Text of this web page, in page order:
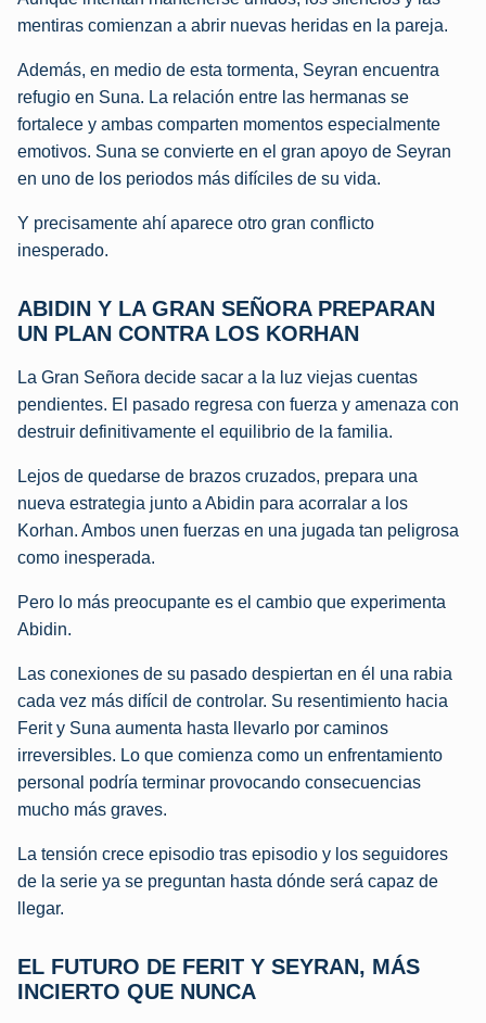
mentiras comienzan a abrir nuevas heridas en la pareja.
Además, en medio de esta tormenta, Seyran encuentra
refugio en Suna. La relación entre las hermanas se
fortalece y ambas comparten momentos especialmente
emotivos. Suna se convierte en el gran apoyo de Seyran
en uno de los periodos más difíciles de su vida.
Y precisamente ahí aparece otro gran conflicto
inesperado.
ABIDIN Y LA GRAN SEÑORA PREPARAN
UN PLAN CONTRA LOS KORHAN
La Gran Señora decide sacar a la luz viejas cuentas
pendientes. El pasado regresa con fuerza y amenaza con
destruir definitivamente el equilibrio de la familia.
Lejos de quedarse de brazos cruzados, prepara una
nueva estrategia junto a Abidin para acorralar a los
Korhan. Ambos unen fuerzas en una jugada tan peligrosa
como inesperada.
Pero lo más preocupante es el cambio que experimenta
Abidin.
Las conexiones de su pasado despiertan en él una rabia
cada vez más difícil de controlar. Su resentimiento hacia
Ferit y Suna aumenta hasta llevarlo por caminos
irreversibles. Lo que comienza como un enfrentamiento
personal podría terminar provocando consecuencias
mucho más graves.
La tensión crece episodio tras episodio y los seguidores
de la serie ya se preguntan hasta dónde será capaz de
llegar.
EL FUTURO DE FERIT Y SEYRAN, MÁS
INCIERTO QUE NUNCA